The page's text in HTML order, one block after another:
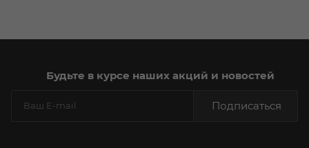
Будьте в курсе наших акций и новостей
Подписаться